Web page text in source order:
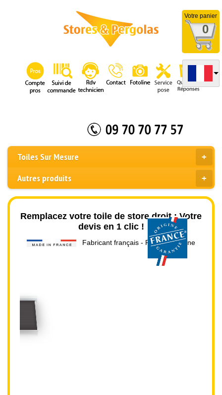
Votre panier
0
Toiles Sur Mesure
Autres produits
Remplacez votre toile de store droit : Votre
devis en 1 clic !
Fabricant français - Prix direct usine